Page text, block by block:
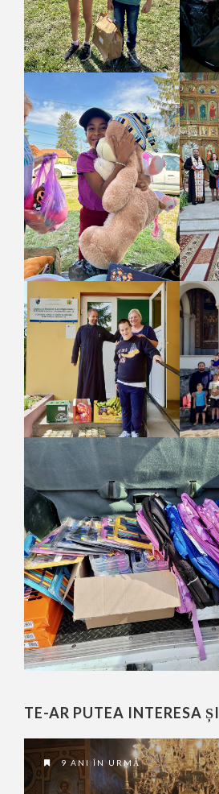
TE-AR PUTEA INTERESA ȘI
9 ANI ÎN URMĂ